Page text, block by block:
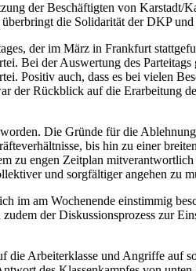
der Beschäftigten von Karstadt/
die Solidarität der DKP
der im März in Frankfurt
Bei der Auswertung des
Positiv auch, dass es bei vielen
Rückblick auf die Erarbeitung
Die Gründe für die
bis hin zu einer
zu engen Zeitplan
und sorgfältiger angehen zu
im am Wochenende einstimmig
der Diskussionsprozess zur
Arbeiterklasse und Angriffe auf